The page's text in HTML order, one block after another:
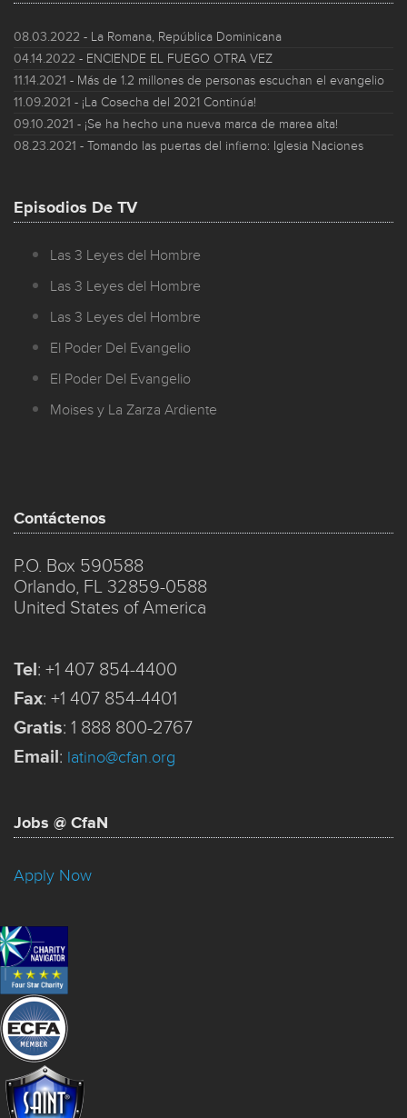
08.03.2022 - La Romana, República Dominicana
04.14.2022 - ENCIENDE EL FUEGO OTRA VEZ
11.14.2021 - Más de 1.2 millones de personas escuchan el evangelio
11.09.2021 - ¡La Cosecha del 2021 Continúa!
09.10.2021 - ¡Se ha hecho una nueva marca de marea alta!
08.23.2021 - Tomando las puertas del infierno: Iglesia Naciones
Episodios De TV
Las 3 Leyes del Hombre
Las 3 Leyes del Hombre
Las 3 Leyes del Hombre
El Poder Del Evangelio
El Poder Del Evangelio
Moises y La Zarza Ardiente
Contáctenos
P.O. Box 590588
Orlando, FL 32859-0588
United States of America
Tel: +1 407 854-4400
Fax: +1 407 854-4401
Gratis: 1 888 800-2767
Email: latino@cfan.org
Jobs @ CfaN
Apply Now